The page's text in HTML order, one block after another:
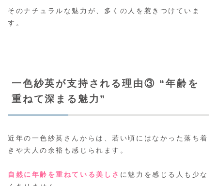
そのナチュラルな魅力が、多くの人を惹きつけていま
す。
一色紗英が支持される理由③ “年齢を
重ねて深まる魅力”
近年の一色紗英さんからは、若い頃にはなかった落ち着
きや大人の余裕も感じられます。
自然に年齢を重ねている美しさ に魅力を感じる人も少な